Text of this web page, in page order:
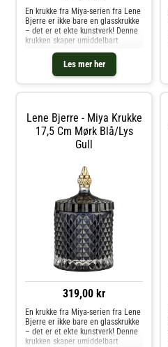
Les mer her
En krukke fra Miya-serien fra Lene
Bjerre er ikke bare en glasskrukke
– det er et ekte kunstverk! Denne
krukken skaper umiddelbart
oppmerksomhet i hjemmet med
sitt elegante design og unike
glassmønstre. Den er ikke bare et
dekorativt element, men ogs
Lene Bjerre - Miya Krukke
17,5 Cm Mørk Blå/lys
Gull
319,00 kr
En krukke fra Miya-serien fra Lene
Bjerre er ikke bare en glasskrukke
– det er et ekte kunstverk! Denne
krukken skaper umiddelbart